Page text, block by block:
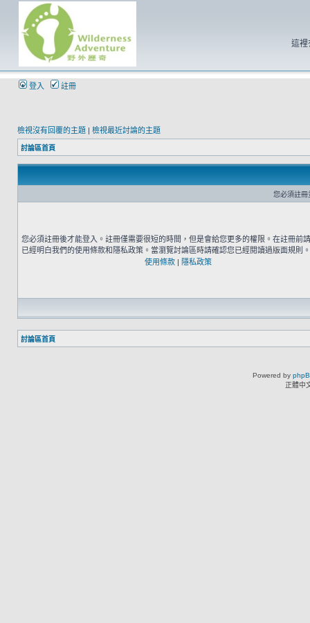
這裡
登入 註冊
檢視沒有回覆的主題 | 檢視最近討論的主題
討論區首頁
您必須註冊
您必須註冊後才能登入。註冊僅需要很短的時間，但是會給您更多的權限。在註冊前
已經明白我們的使用條款和隱私政策。當瀏覽討論區時請確認您已經閱讀過版面規則。
使用條款 | 隱私政策
討論區首頁
Powered by
正體中